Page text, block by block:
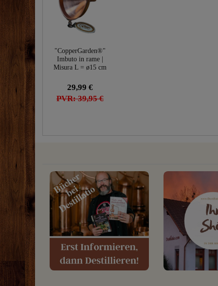
"CopperGarden®"
Imbuto in rame |
Misura L = ø15 cm
PVR: 39,95 €
29,99 €